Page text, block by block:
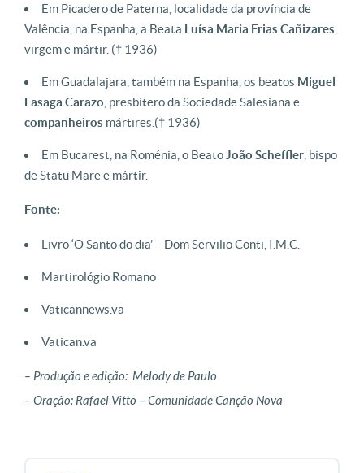
Em Picadero de Paterna, localidade da província de
Valência, na Espanha, a Beata Luísa Maria Frias Cañizares
virgem e mártir. († 1936)
Em Guadalajara, também na Espanha, os beatos Miguel
Lasaga Carazo , presbítero da Sociedade Salesiana e
companheiros mártires. († 1936)
Em Bucarest, na Roménia, o Beato João Scheffler , bispo
de Statu Mare e mártir.
Fonte:
Livro ‘O Santo do dia’ – Dom Servilio Conti, I.M.C.
Martirológio Romano
Vaticannews.va
Vatican.va
– Produção e edição: Melody de Paulo
– Oração: Rafael Vitto – Comunidade Canção Nova